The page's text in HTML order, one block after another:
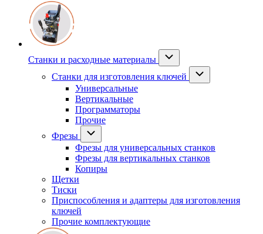
Станки и расходные материалы
Станки для изготовления ключей
Универсальные
Вертикальные
Программаторы
Прочие
Фрезы
Фрезы для универсальных станков
Фрезы для вертикальных станков
Копиры
Щетки
Тиски
Приспособления и адаптеры для изготовления
ключей
Прочие комплектующие